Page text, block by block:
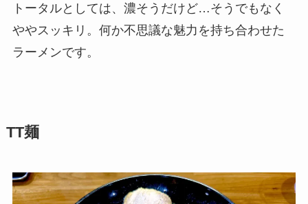
トータルとしては、濃そうだけど…そうでもなく
ややスッキリ。何か不思議な魅力を持ち合わせた
ラーメンです。
TT麺